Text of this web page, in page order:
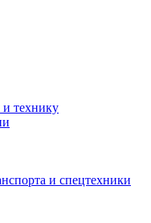
и технику
и спецтехники